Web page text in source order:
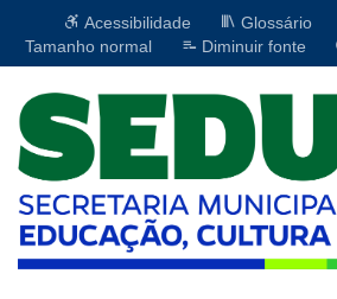
Acessibilidade Glossário
Tamanho normal
Diminuir fonte